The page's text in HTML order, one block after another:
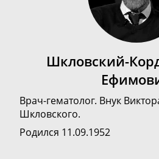
Шкловский-
Врач-гематолог. Внук
Шкловского.
Родился 11.09.1952